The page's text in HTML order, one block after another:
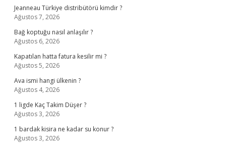
Jeanneau Türkiye distribütörü kimdir ?
Ağustos 7, 2026
Bağ koptuğu nasıl anlaşılır ?
Ağustos 6, 2026
Kapatılan hatta fatura kesilir mi ?
Ağustos 5, 2026
Ava ismi hangi ülkenin ?
Ağustos 4, 2026
1 ligde Kaç Takim Düşer ?
Ağustos 3, 2026
1 bardak kisira ne kadar su konur ?
Ağustos 3, 2026